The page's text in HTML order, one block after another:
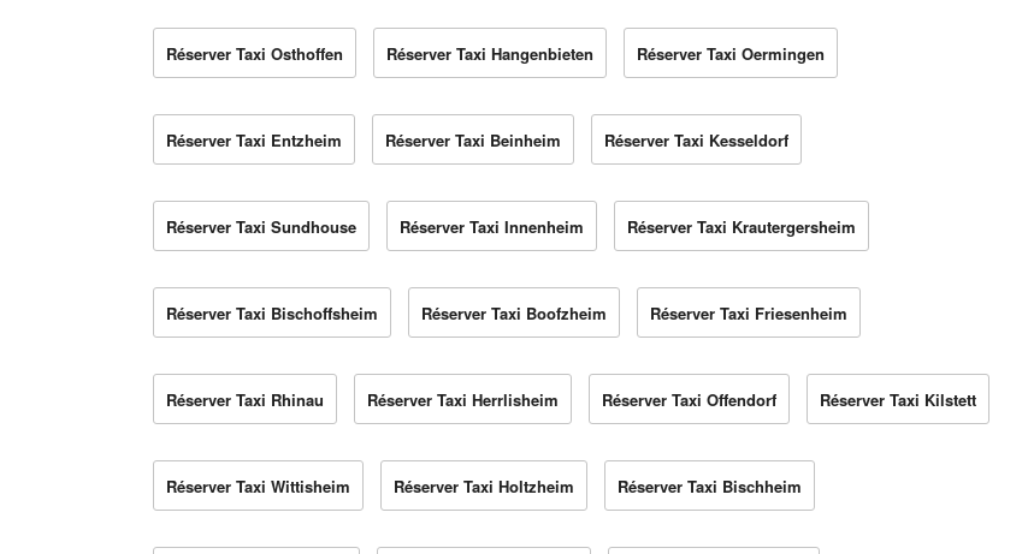
Réserver Taxi Osthoffen Réserver Taxi Hangenbieten Réserver Taxi Oermingen
Réserver Taxi Entzheim Réserver Taxi Beinheim Réserver Taxi Kesseldorf
Réserver Taxi Sundhouse Réserver Taxi Innenheim Réserver Taxi Krautergersheim
Réserver Taxi Bischoffsheim Réserver Taxi Boofzheim Réserver Taxi Friesenheim
Réserver Taxi Rhinau Réserver Taxi Herrlisheim Réserver Taxi Offendorf Réserver Taxi Kilstett
Réserver Taxi Wittisheim Réserver Taxi Holtzheim Réserver Taxi Bischheim